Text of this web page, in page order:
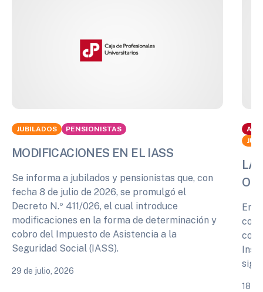
JUBILADOS PENSIONISTAS
MODIFICACIONES EN EL IASS
Se informa a jubilados y pensionistas que, con
fecha 8 de julio de 2026, se promulgó el
Decreto N.º 411/026, el cual introduce
modificaciones en la forma de determinación y
cobro del Impuesto de Asistencia a la
Seguridad Social (IASS).
29 de julio, 2026
LA
En
18